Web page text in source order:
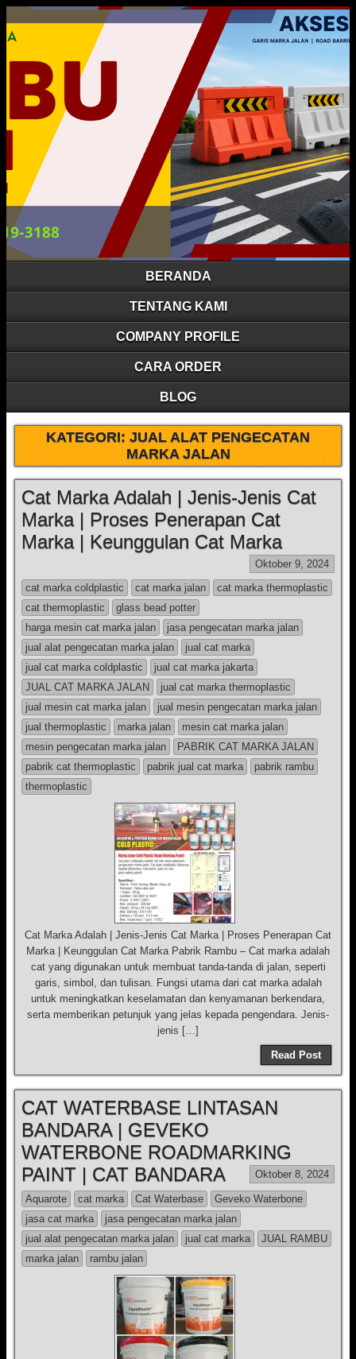
BERANDA
TENTANG KAMI
COMPANY PROFILE
CARA ORDER
BLOG
KATEGORI:JUAL ALAT PENGECATAN
MARKA JALAN
Cat Marka Adalah | Jenis-Jenis Cat
Marka | Proses Penerapan Cat
Marka | Keunggulan Cat Marka
Oktober 9, 2024
cat marka coldplastic
cat marka jalan
cat marka thermoplastic
cat thermoplastic
glass bead potter
harga mesin cat marka jalan
jasa pengecatan marka jalan
jual alat pengecatan marka jalan
jual cat marka
jual cat marka coldplastic
jual cat marka jakarta
JUAL CAT MARKA JALAN
jual cat marka thermoplastic
jual mesin cat marka jalan
jual mesin pengecatan marka jalan
jual thermoplastic
marka jalan
mesin cat marka jalan
mesin pengecatan marka jalan
PABRIK CAT MARKA JALAN
pabrik cat thermoplastic
pabrik jual cat marka
pabrik rambu
thermoplastic
Cat Marka Adalah | Jenis-Jenis Cat Marka | Proses Penerapan Cat
Marka | Keunggulan Cat Marka Pabrik Rambu – Cat marka adalah
cat yang digunakan untuk membuat tanda-tanda di jalan, seperti
garis, simbol, dan tulisan. Fungsi utama dari cat marka adalah
untuk meningkatkan keselamatan dan kenyamanan berkendara,
serta memberikan petunjuk yang jelas kepada pengendara. Jenis-
jenis […]
Read Post
CAT WATERBASE LINTASAN
BANDARA | GEVEKO
WATERBONE ROADMARKING
PAINT | CAT BANDARA
Oktober 8, 2024
Aquarote cat marka Cat Waterbase
Geveko Waterbone
jasa cat marka
jasa pengecatan marka jalan
jual alat pengecatan marka jalan
jual cat marka
JUAL RAMBU
marka jalan
rambu jalan